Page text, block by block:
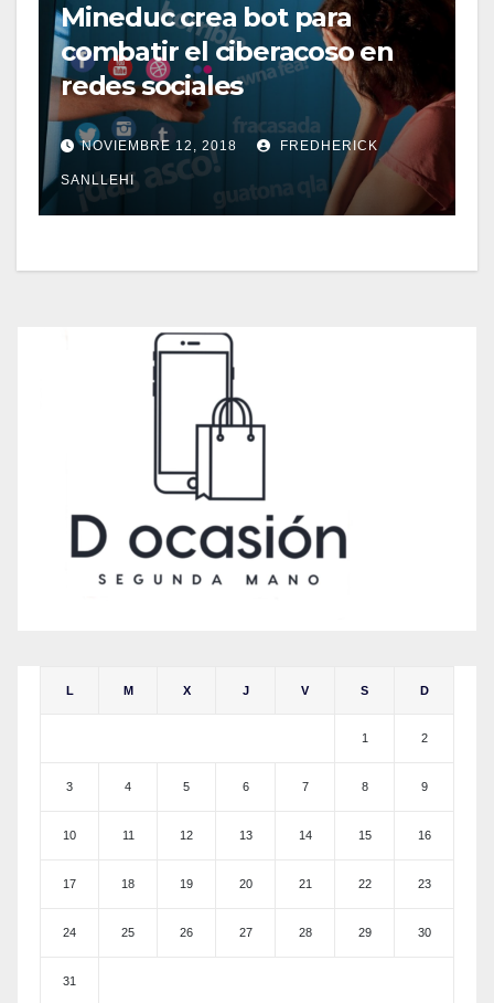
Mineduc crea bot para
combatir el ciberacoso en
redes sociales
NOVIEMBRE 12, 2018 FREDHERICK
SANLLEHI
L M X J V S D
1 2
3 4 5 6 7 8 9
10 11 12 13 14 15 16
17 18 19 20 21 22 23
24 25 26 27 28 29 30
31